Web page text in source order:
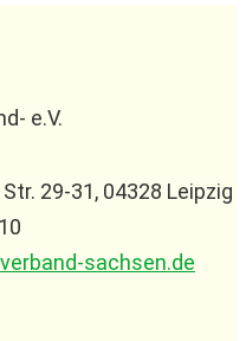
29-31, 04328 Leipzig
sachsen.de